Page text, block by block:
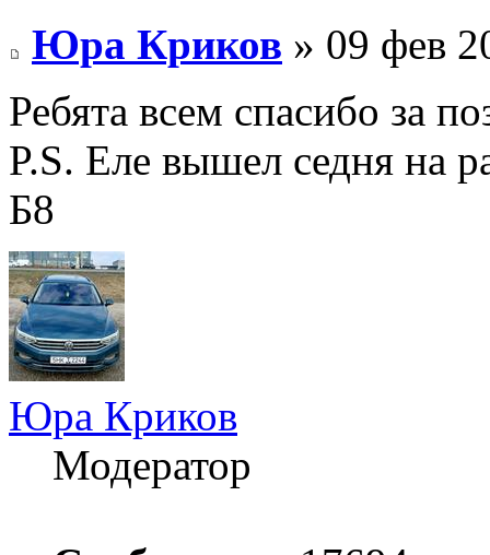
Юра Криков » 09 фев
Ребята всем спасибо за
P.S. Еле вышел седня на
Б8
Юра Криков
Модератор